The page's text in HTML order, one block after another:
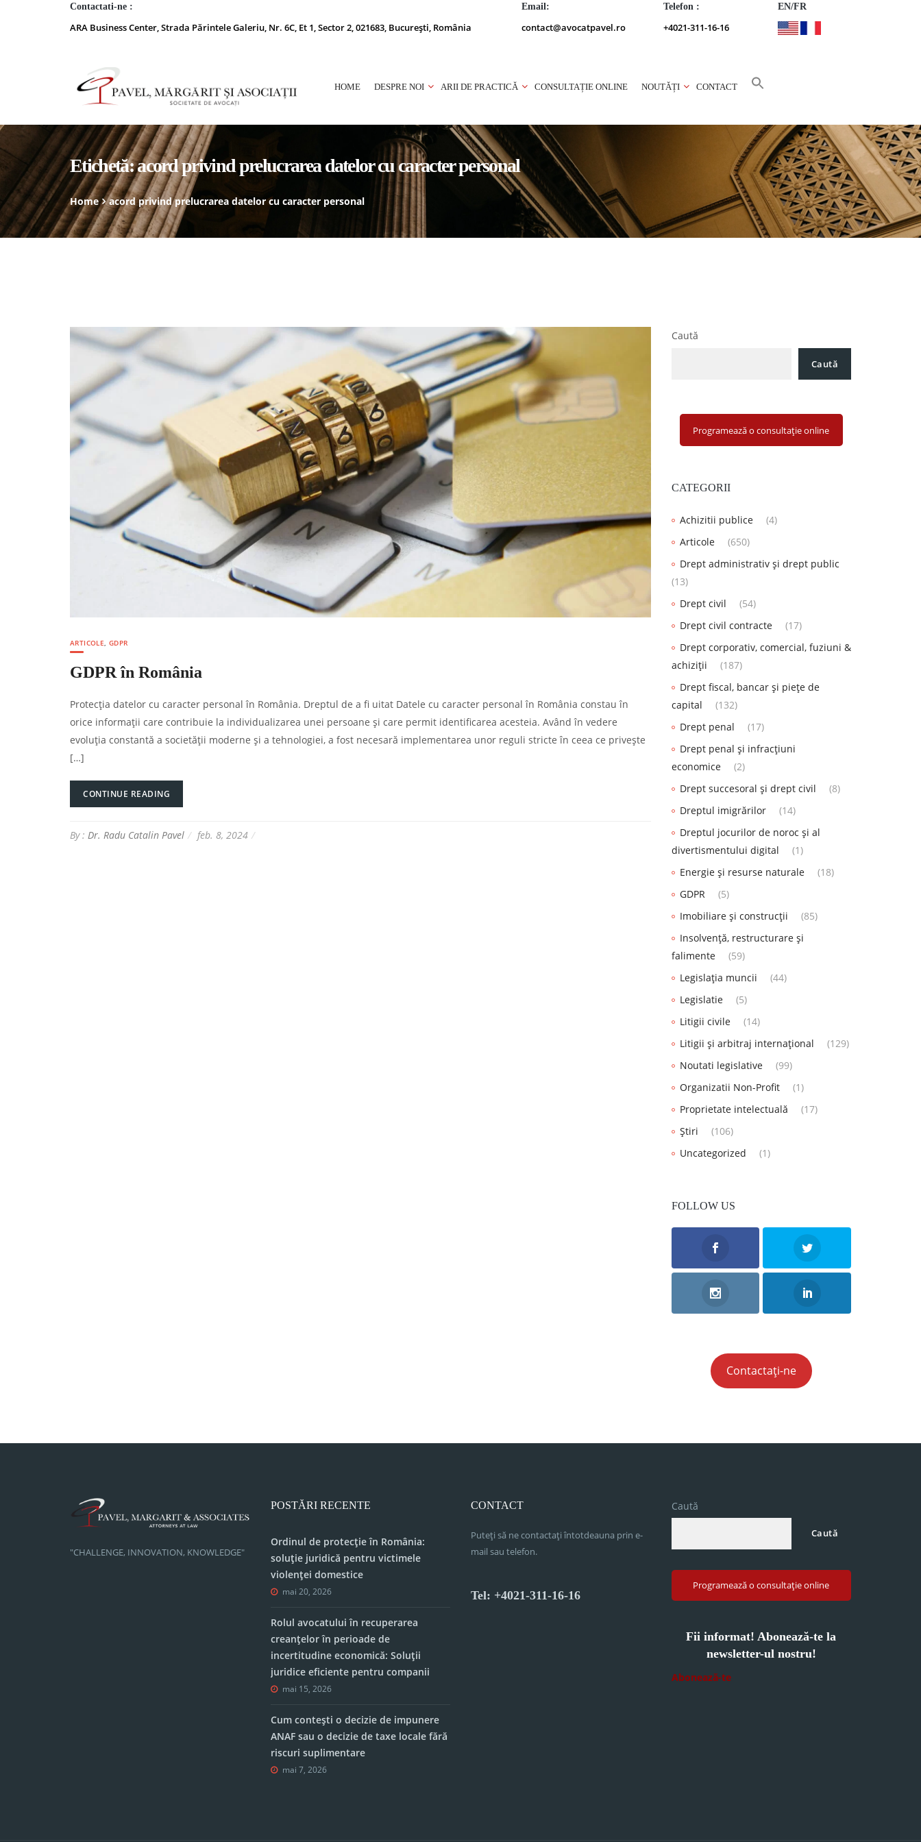
Contactati-ne :
ARA Business Center, Strada Părintele Galeriu, Nr. 6C, Et 1, Sector 2, 021683, București, România
Email:
contact@avocatpavel.ro
Telefon :
+4021-311-16-16
EN/FR
HOME DESPRE NOI ARII DE PRACTICĂ CONSULTAȚIE ONLINE NOUTĂȚI CONTACT
Etichetă:acord privind prelucrarea datelor cu caracter personal
Home acord privind prelucrarea datelor cu caracter personal
ARTICOLE ,GDPR
GDPR în România
Protecția datelor cu caracter personal în România. Dreptul de a fi uitat Datele cu caracter personal în România constau în
orice informații care contribuie la individualizarea unei persoane și care permit identificarea acesteia. Având în vedere
evoluția constantă a societății moderne și a tehnologiei, a fost necesară implementarea unor reguli stricte în ceea ce privește
[…]
CONTINUE READING
By : Dr. Radu Catalin Pavel feb. 8, 2024
Caută
Caută
Programează o consultație online
CATEGORII
Achizitii publice
(4)
Articole
(650)
Drept administrativ și drept public
(13)
Drept civil
(54)
Drept civil contracte
(17)
Drept corporativ, comercial, fuziuni &
achiziții
(187)
Drept fiscal, bancar și piețe de
capital
(132)
Drept penal
(17)
Drept penal și infracțiuni
economice
(2)
Drept succesoral și drept civil
(8)
Dreptul imigrărilor
(14)
Dreptul jocurilor de noroc și al
divertismentului digital
(1)
Energie și resurse naturale
(18)
GDPR
(5)
Imobiliare și construcții
(85)
Insolvență, restructurare și
falimente
(59)
Legislația muncii
(44)
Legislatie
(5)
Litigii civile
(14)
Litigii și arbitraj internațional
(129)
Noutati legislative
(99)
Organizatii Non-Profit
(1)
Proprietate intelectuală
(17)
Știri
(106)
Uncategorized
(1)
FOLLOW US
Contactați-ne
"CHALLENGE, INNOVATION, KNOWLEDGE"
POSTĂRI RECENTE
Ordinul de protecție în România:
soluție juridică pentru victimele
violenței domestice
mai 20, 2026
Rolul avocatului în recuperarea
creanțelor în perioade de
incertitudine economică: Soluții
juridice eficiente pentru companii
mai 15, 2026
Cum contești o decizie de impunere
ANAF sau o decizie de taxe locale fără
riscuri suplimentare
mai 7, 2026
CONTACT
Puteți să ne contactați întotdeauna prin e-
mail sau telefon.
Tel: +4021-311-16-16
Caută
Caută
Programează o consultație online
Fii informat! Abonează-te la
newsletter-ul nostru!
Abonează-te